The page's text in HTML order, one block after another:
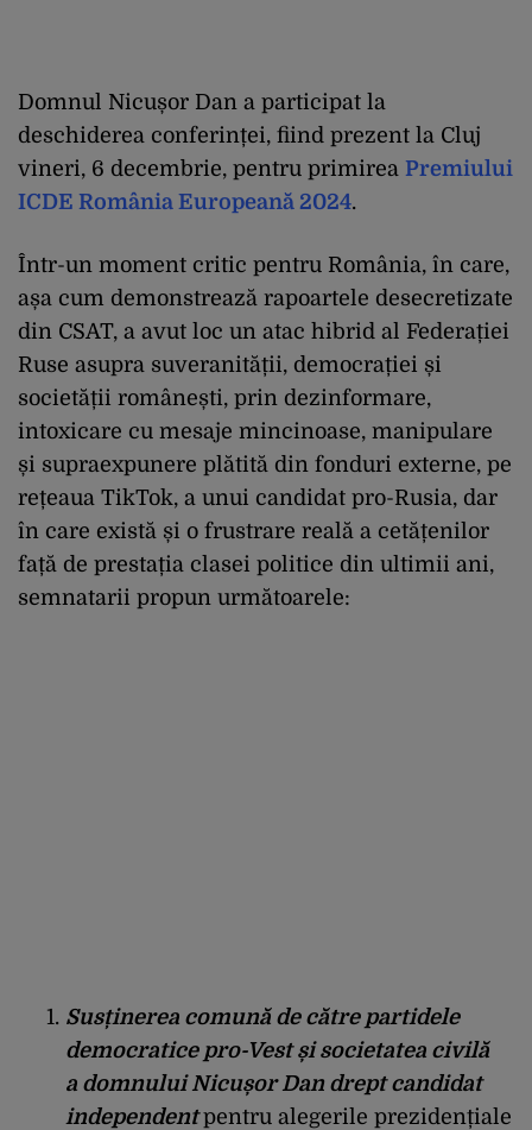
Domnul Nicușor Dan a participat la
deschiderea conferinței, fiind prezent la Cluj
vineri, 6 decembrie, pentru primirea Premiului
ICDE România Europeană 2024.
Într-un moment critic pentru România, în care,
așa cum demonstrează rapoartele desecretizate
din CSAT, a avut loc un atac hibrid al Federației
Ruse asupra suveranității, democrației și
societății românești, prin dezinformare,
intoxicare cu mesaje mincinoase, manipulare
și supraexpunere plătită din fonduri externe, pe
rețeaua TikTok, a unui candidat pro-Rusia, dar
în care există și o frustrare reală a cetățenilor
față de prestația clasei politice din ultimii ani,
semnatarii propun următoarele:
Susținerea comună de către partidele
democratice pro-Vest și societatea civilă
a domnului Nicușor Dan drept candidat
independentpentru alegerile prezidențiale